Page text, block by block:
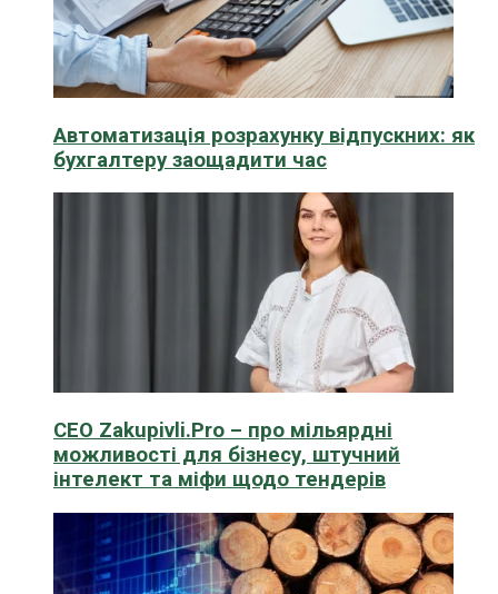
Автоматизація розрахунку відпускних: як
бухгалтеру заощадити час
CEO Zakupivli.Pro – про мільярдні
можливості для бізнесу, штучний
інтелект та міфи щодо тендерів